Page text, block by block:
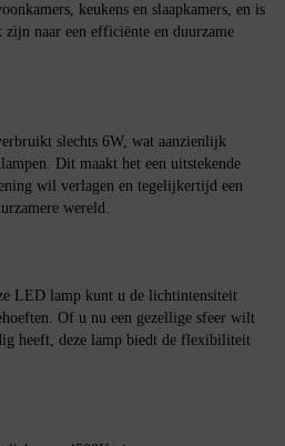
keukens en slaapkamers, en is
zijn naar een efficiënte en duurzame
slechts 6W, wat aanzienlijk
Dit maakt het een uitstekende
wil verlagen en tegelijkertijd een
wereld.
LED lamp kunt u de lichtintensiteit
Of u nu een gezellige sfeer wilt
heeft, deze lamp biedt de flexibiliteit